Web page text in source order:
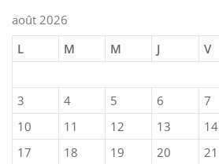
août 2026
L
M M J V
3
4 5 6 7
10
11 12 13 14
17
18 19 20 21